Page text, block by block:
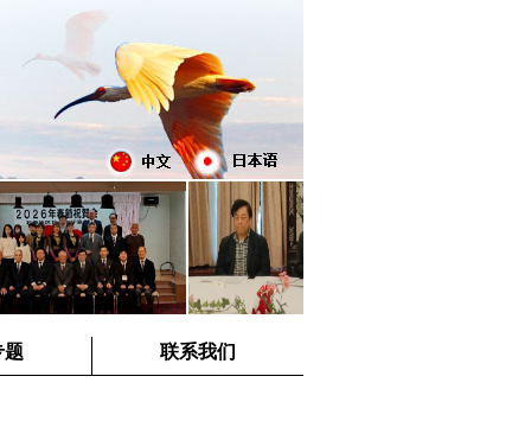
题 联系我们